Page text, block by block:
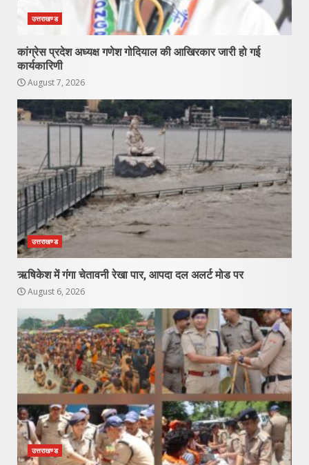
उत्तराखण्ड
कांग्रेस प्रदेश अध्यक्ष गणेश गोदियाल की आखिरकार जारी हो गई
कार्यकारिणी
August 7, 2026
उत्तराखण्ड
ऋषिकेश में गंगा चेतावनी रेखा पार, आपदा दल अलर्ट मोड पर
August 6, 2026
उत्तराखण्ड